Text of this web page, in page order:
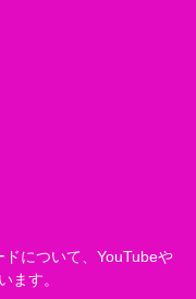
について、YouTubeや
ます。